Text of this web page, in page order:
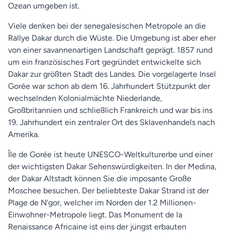
Ozean umgeben ist.
Viele denken bei der senegalesischen Metropole an die
Rallye Dakar durch die Wüste. Die Umgebung ist aber eher
von einer savannenartigen Landschaft geprägt. 1857 rund
um ein französisches Fort gegründet entwickelte sich
Dakar zur größten Stadt des Landes. Die vorgelagerte Insel
Gorée war schon ab dem 16. Jahrhundert Stützpunkt der
wechselnden Kolonialmächte Niederlande,
Großbritannien und schließlich Frankreich und war bis ins
19. Jahrhundert ein zentraler Ort des Sklavenhandels nach
Amerika.
Île de Gorée ist heute UNESCO-Weltkulturerbe und einer
der wichtigsten Dakar Sehenswürdigkeiten. In der Medina,
der Dakar Altstadt können Sie die imposante Große
Moschee besuchen. Der beliebteste Dakar Strand ist der
Plage de N'gor, welcher im Norden der 1.2 Millionen-
Einwohner-Metropole liegt. Das Monument de la
Renaissance Africaine ist eins der jüngst erbauten